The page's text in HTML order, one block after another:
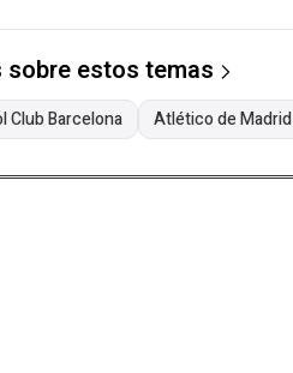
estos temas
Club Barcelona Atlético de Madrid